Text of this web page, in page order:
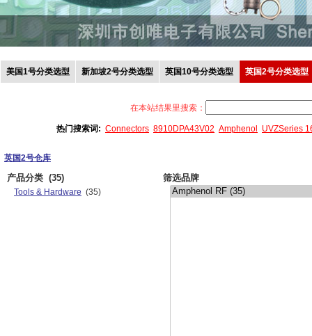
美国1号分类选型 新加坡2号分类选型 英国10号分类选型 英国2号分类选型
在本站结果里搜索：
热门搜索词: Connectors 8910DPA43V02 Amphenol UVZSeries
英国2号仓库
产品分类 (35)
Tools & Hardware (35)
筛选品牌